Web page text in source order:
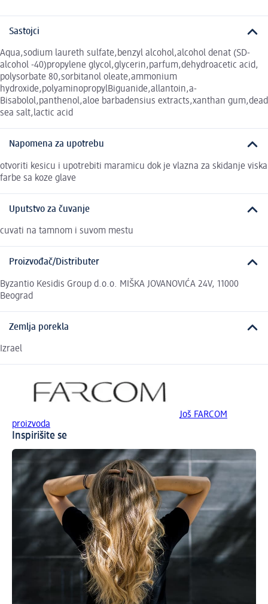
Sastojci
Aqua,sodium laureth sulfate,benzyl alcohol,alcohol denat (SD-
alcohol -40)propylene glycol,glycerin,parfum,dehydroacetic acid,
polysorbate 80,sorbitanol oleate,ammonium
hydroxide,polyaminopropylBiguanide,allantoin,a-
Bisabolol,panthenol,aloe barbadensius extracts,xanthan gum,dead
sea salt,lactic acid
Napomena za upotrebu
otvoriti kesicu i upotrebiti maramicu dok je vlazna za skidanje viska
farbe sa koze glave
Uputstvo za čuvanje
cuvati na tamnom i suvom mestu
Proizvođač/Distributer
Byzantio Kesidis Group d.o.o. MIŠKA JOVANOVIĆA 24V, 11000
Beograd
Zemlja porekla
Izrael
Još FARCOM
proizvoda
Inspirišite se